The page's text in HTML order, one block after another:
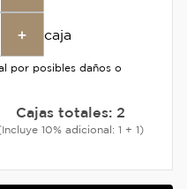
+ caja
por posibles daños o
Cajas totales: 2
10% adicional: 1 + 1)